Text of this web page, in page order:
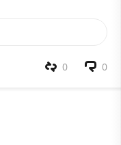
0
0